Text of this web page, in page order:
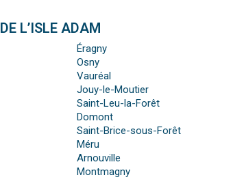
L’ISLE ADAM
Éragny
Osny
Vauréal
Jouy-le-Moutier
Saint-Leu-la-Forêt
Domont
Saint-Brice-sous-Forêt
Méru
Arnouville
Montmagny